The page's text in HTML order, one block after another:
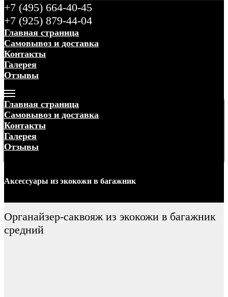
+7 (495) 664-40-45
+7 (925) 879-44-04
Главная страница
Самовывоз и доставка
Контакты
Галерея
Отзывы
Главная страница
Самовывоз и доставка
Контакты
Галерея
Отзывы
Аксессуары из экокожи в багажник
Органайзер-саквояж из экокожи в багажник
средний